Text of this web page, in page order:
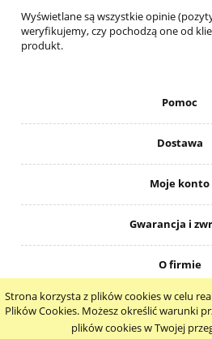
Strona korzysta z plików cookies w celu
Plików Cookies. Możesz określić warunki
plików cookies w Twojej
Wyświetlane są wszystkie opinie
weryfikujemy, czy pochodzą one od
produkt.
Pomoc
Dostawa
Moje konto
Gwarancja i
O firmie
pokaż pełną
Sklep internetowy